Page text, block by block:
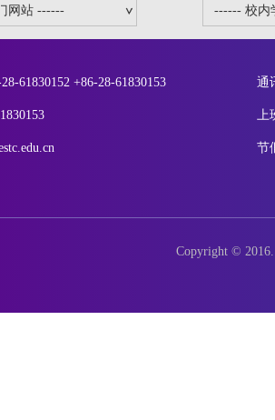
61830152 +86-28-61830153 通
上
节
Copyright © 2016.